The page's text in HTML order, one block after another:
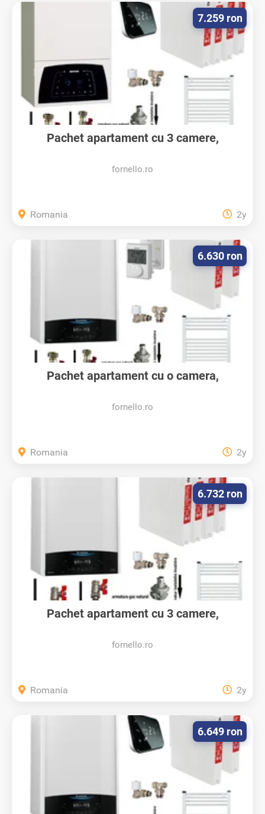
Pachet apartament cu 3 camere,
fornello.ro
7.259 ron
Romania 2y
Pachet apartament cu o camera,
fornello.ro
6.630 ron
Romania 2y
Pachet apartament cu 3 camere,
fornello.ro
6.732 ron
Romania 2y
6.649 ron